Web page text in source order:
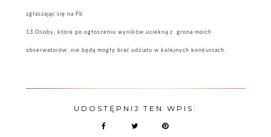
zgłaszając się na Fb
13.Osoby, które po ogłoszeniu wyników uciekną z grona moich
obserwatorów, nie będą mogły brać udziału w kolejnych konkursach.
UDOSTĘPNIJ TEN WPIS: